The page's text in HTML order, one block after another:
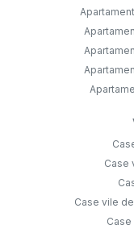
Case
Case vile
Case